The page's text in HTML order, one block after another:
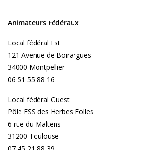
Animateurs Fédéraux
Local fédéral Est
121 Avenue de Boirargues
34000 Montpellier
06 51 55 88 16
Local fédéral Ouest
Pôle ESS des Herbes Folles
6 rue du Maltens
31200 Toulouse